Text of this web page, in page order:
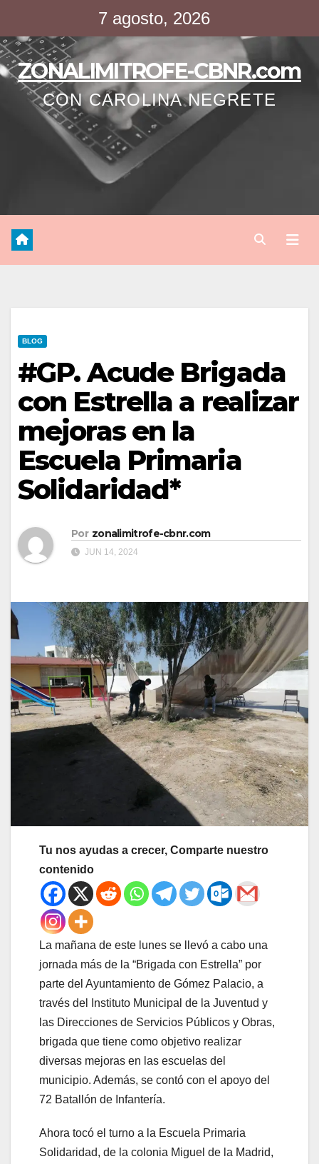
contenido
7 agosto, 2026
ZONALIMITROFE-CBNR.com
CON CAROLINA NEGRETE
BLOG
#GP. Acude Brigada
con Estrella a realizar
mejoras en la
Escuela Primaria
Solidaridad*
Por zonalimitrofe-cbnr.com
JUN 14, 2024
Tu nos ayudas a crecer, Comparte nuestro
contenido
La mañana de este lunes se llevó a cabo una
jornada más de la “Brigada con Estrella” por
parte del Ayuntamiento de Gómez Palacio, a
través del Instituto Municipal de la Juventud y
las Direcciones de Servicios Públicos y Obras,
brigada que tiene como objetivo realizar
diversas mejoras en las escuelas del
municipio. Además, se contó con el apoyo del
72 Batallón de Infantería.
Ahora tocó el turno a la Escuela Primaria
Solidaridad, de la colonia Miguel de la Madrid,